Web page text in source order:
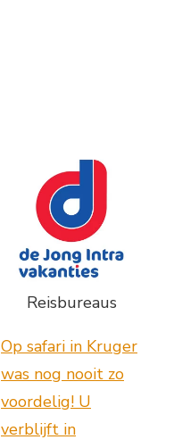
Reisbureaus
Op safari in Kruger
was nog nooit zo
voordelig! U
verblijft in